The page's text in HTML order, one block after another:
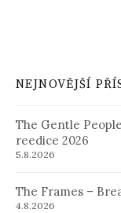
NEJNOVĚJŠÍ
The Gentle
reedice 2026
5.8.2026
The Frames –
4.8.2026